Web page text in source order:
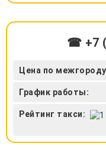
☎ +7
Цена по
График работы:
Рейтинг такси: